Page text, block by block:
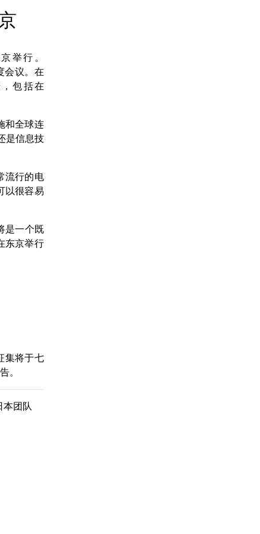
举行。
会议。在
包括在
和全球连
是信息技
流行的电
以很容易
是一个既
东京举行
集将于七
。
本团队